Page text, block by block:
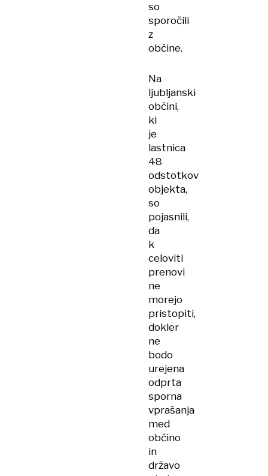
so
sporočili
z
občine.
Na
ljubljanski
občini,
ki
je
lastnica
48
odstotkov
objekta,
so
pojasnili,
da
k
celoviti
prenovi
ne
morejo
pristopiti,
dokler
ne
bodo
urejena
odprta
sporna
vprašanja
med
občino
in
državo